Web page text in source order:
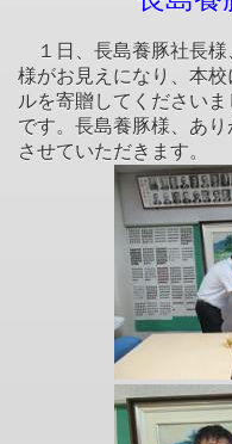
１日、長島養豚社長様
様がお見えになり、本
ルを寄贈してください
です。長島養豚様、あ
させていただきます。